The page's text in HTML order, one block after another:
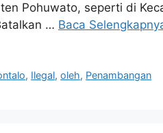
Pohuwato, seperti di
… Baca
, Ilegal,oleh, Penambangan